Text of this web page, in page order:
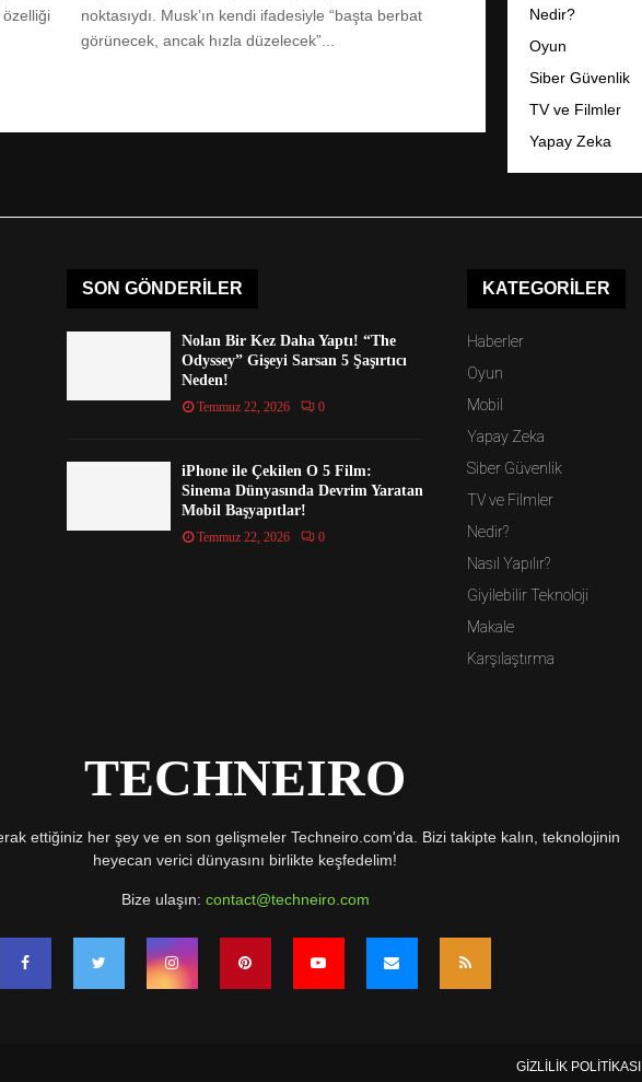
noktasıydı. Musk’ın kendi ifadesiyle “başta berbat
görünecek, ancak hızla düzelecek”...
Nedir?
Oyun
Siber Güvenlik
TV ve Filmler
Yapay Zeka
SON GÖNDERILER
Nolan Bir Kez Daha Yaptı! “The
Odyssey” Gişeyi Sarsan 5 Şaşırtıcı
Neden!
Temmuz 22, 2026 0
iPhone ile Çekilen O 5 Film:
Sinema Dünyasında Devrim Yaratan
Mobil Başyapıtlar!
Temmuz 22, 2026 0
KATEGORILER
Haberler
Oyun
Mobil
Yapay Zeka
Siber Güvenlik
TV ve Filmler
Nedir?
Nasıl Yapılır?
Giyilebilir Teknoloji
Makale
Karşılaştırma
TECHNEIRO
ettiğiniz her şey ve en son gelişmeler Techneiro.com'da. Bizi takipte kalın, teknolojinin
heyecan verici dünyasını birlikte keşfedelim!
Bize ulaşın: contact@techneiro.com
GİZLİLİK POLİTİKASI